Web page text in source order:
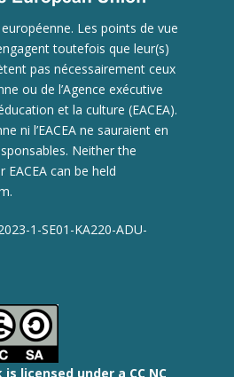
européenne. Les points de vue
toutefois que leur(s)
pas nécessairement ceux
ou de l’Agence exécutive
et la culture (EACEA).
ni l’EACEA ne sauraient en
Neither the
EACEA can be held
1-SE01-KA220-ADU-
licensed under a CC NC